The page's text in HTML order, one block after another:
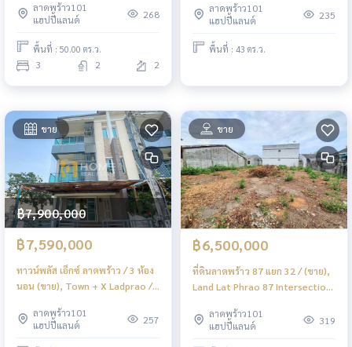
Intersection 8 / 3 Bedrooms
(FOR SALE) FAHS031
ลาดพร้าว101
แฮปปี้แลนด์
268
พื้นที่ : 50.00 ตร.ว.
3 2 2
SALE) JANE023
ลาดพร้าว101
แฮปปี้แลนด์
235
พื้นที่ : 43 ตร.ว.
ขาย
฿7,900,000
฿7,590,000
ทาวน์พลัส เอ็กซ์ ลาดพร้าว / 3 ห้อง
นอน (ขาย), Town + X Ladprao /
FAHS022
ลาดพร้าว101
แฮปปี้แลนด์
257
ขาย
฿6,500,000
ที่ดินลาดพร้าว 87 แยก 32 / (ขาย),
Land Lat Phrao 87 Intersection
ลาดพร้าว101
แฮปปี้แลนด์
319